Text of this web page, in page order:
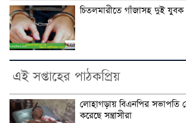
চিতলমারীতে গাঁজাসহ দুই
এই সপ্তাহের পাঠকপ্রিয়
লোহাগড়ায় বিএনপির
করেছে সন্ত্রাসীরা